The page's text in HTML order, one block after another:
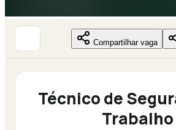
Compartilhar vaga
Técnico de
Trabalho